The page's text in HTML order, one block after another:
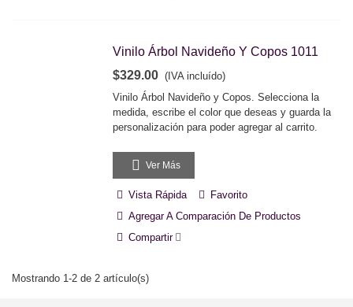
Vinilo Árbol Navideño Y Copos 1011
$329.00 (IVA incluído)
Vinilo Árbol Navideño y Copos. Selecciona la
medida, escribe el color que deseas y guarda la
personalización para poder agregar al carrito.
Ver Más
Vista Rápida
Favorito
Agregar A Comparación De Productos
Compartir
Mostrando 1-2 de 2 artículo(s)